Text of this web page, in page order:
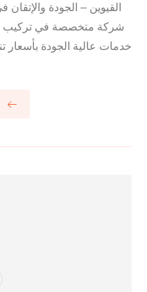
القيوين – الجودة
شركة متخصصة في تركيب
خدمات عالية الجودة بأسعار